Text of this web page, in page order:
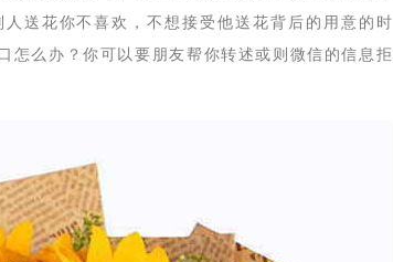
送花你不喜欢，不想接受他送花背后的用意的时
怎么办？你可以要朋友帮你转述或则微信的信息拒